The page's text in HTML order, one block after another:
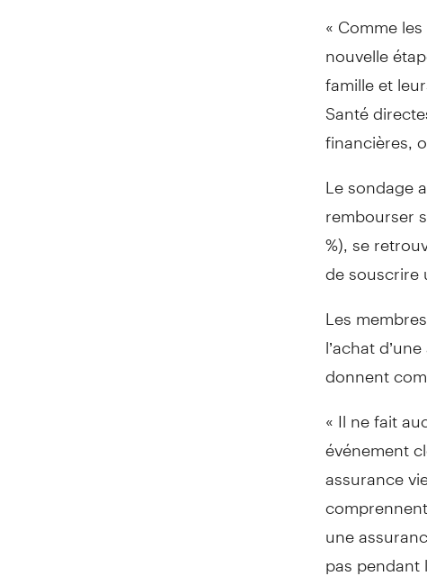
« Comme
nouvelle
famille et
Santé
financières,
Le sondage
rembourser
%), se
de souscrire
Les
l’achat
donnent
« Il ne fait
événement
assurance
une
pas